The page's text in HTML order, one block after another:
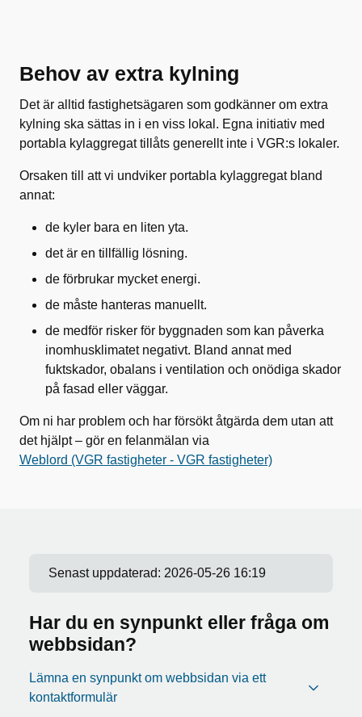
Behov av extra kylning
Det är alltid fastighetsägaren som godkänner om extra
kylning ska sättas in i en viss lokal. Egna initiativ med
portabla kylaggregat tillåts generellt inte i VGR:s lokaler.
Orsaken till att vi undviker portabla kylaggregat bland
annat:
de kyler bara en liten yta.
det är en tillfällig lösning.
de förbrukar mycket energi.
de måste hanteras manuellt.
de medför risker för byggnaden som kan påverka
inomhusklimatet negativt. Bland annat med
fuktskador, obalans i ventilation och onödiga skador
på fasad eller väggar.
Om ni har problem och har försökt åtgärda dem utan att
det hjälpt – gör en felanmälan via
Weblord (VGR fastigheter - VGR fastigheter)
Senast uppdaterad: 2026-05-26 16:19
Har du en synpunkt eller fråga om
webbsidan?
Lämna en synpunkt om webbsidan via ett
kontaktformulär